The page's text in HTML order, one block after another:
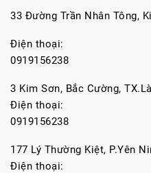
33 Đường Trần Nhân Tông,
Điện thoại:
0919156238
3 Kim Sơn, Bắc Cường,
Điện thoại:
0919156238
177 Lý Thường Kiệt, P.Yên
Điện thoại: